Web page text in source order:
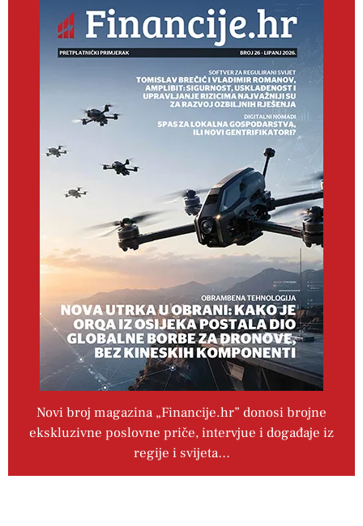
Novi broj magazina „Financije.hr” donosi brojne
ekskluzivne poslovne priče, intervjue i događaje iz
regije i svijeta…